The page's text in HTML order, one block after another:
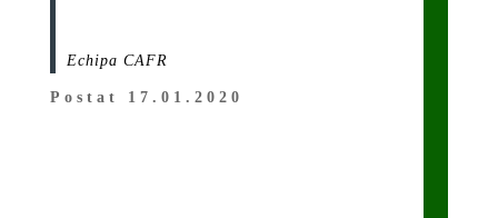
Echipa CAFR
Postat 17.01.2020